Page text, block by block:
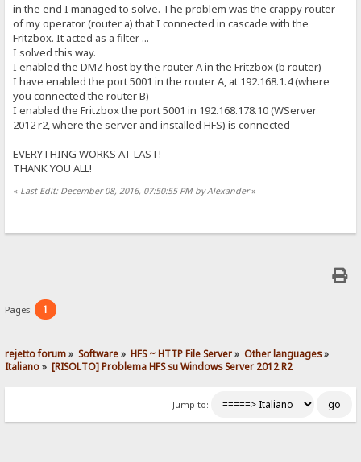
in the end I managed to solve. The problem was the crappy router
of my operator (router a) that I connected in cascade with the
Fritzbox. It acted as a filter ...
I solved this way.
I enabled the DMZ host by the router A in the Fritzbox (b router)
I have enabled the port 5001 in the router A, at 192.168.1.4 (where
you connected the router B)
I enabled the Fritzbox the port 5001 in 192.168.178.10 (WServer
2012 r2, where the server and installed HFS) is connected
EVERYTHING WORKS AT LAST!
THANK YOU ALL!
« Last Edit: December 08, 2016, 07:50:55 PM by Alexander»
Pages: 1
rejetto forum» Software» HFS ~ HTTP File Server» Other languages»
Italiano» [RISOLTO] Problema HFS su Windows Server 2012 R2
Jump to: